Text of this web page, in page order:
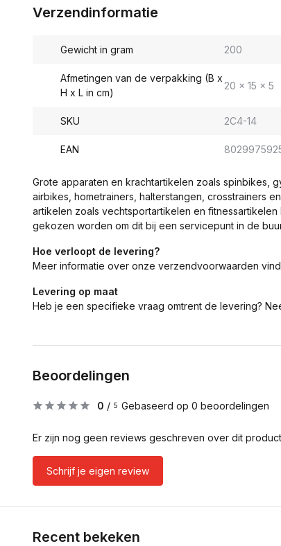
Verzendinformatie
Gewicht in gram 200
Afmetingen van de verpakking (B x
H x L in cm)
20 x 15 x 5
SKU 2C4-14
EAN
Grote apparaten en krachtartikelen zoals spinbikes,
airbikes, hometrainers, halterstangen, crosstrainers
artikelen zoals vechtsportartikelen en
gekozen worden om dit bij een servicepunt in de
Hoe verloopt de levering?
Meer informatie over onze verzendvoorwaarden
Levering op maat
Heb je een specifieke vraag omtrent de levering?
Beoordelingen
0 / 5 Gebaseerd op 0 beoordelingen
Er zijn nog geen reviews geschreven over dit
Schrijf je eigen review
Recent bekeken